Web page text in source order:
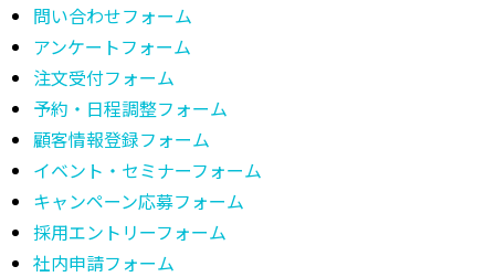
問い合わせフォーム
アンケートフォーム
注文受付フォーム
予約・日程調整フォーム
顧客情報登録フォーム
イベント・セミナーフォーム
キャンペーン応募フォーム
採用エントリーフォーム
社内申請フォーム